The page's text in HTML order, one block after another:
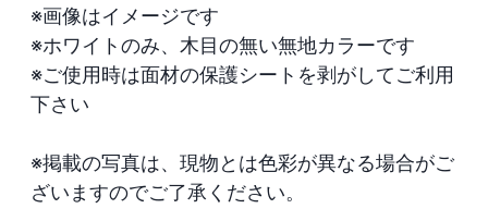
※画像はイメージです
※ホワイトのみ、木目の無い無地カラーです
※ご使用時は面材の保護シートを剥がしてご利用
下さい
※掲載の写真は、現物とは色彩が異なる場合がご
ざいますのでご了承ください。